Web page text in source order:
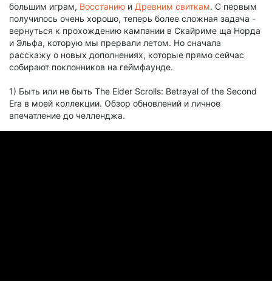
большим играм, Восстанию и Древним свиткам. С первым
получилось очень хорошо, теперь более сложная задача -
вернуться к прохождению кампании в Скайриме ща Норда
и Эльфа, которую мы прервали летом. Но сначала
расскажу о новых дополнениях, которые прямо сейчас
собирают поклонников на геймфаунде.
1) Быть или не быть The Elder Scrolls: Betrayal of the Second
Era в моей коллекции. Обзор обновлений и личное
впечатление до челленджа.